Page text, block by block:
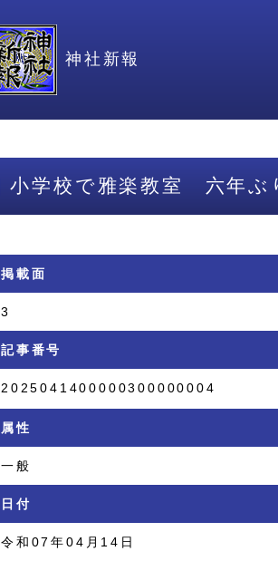
神社新報
小学校で雅楽教室 六年
掲載面
3
記事番号
2025041400000300000004
属性
一般
日付
令和07年04月14日